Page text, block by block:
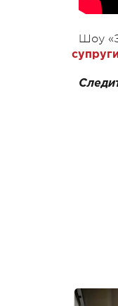
Шоу